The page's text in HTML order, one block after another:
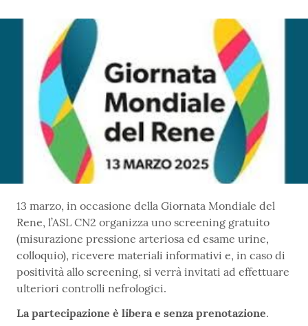
13 marzo, in occasione della Giornata Mondiale del
Rene, l’ASL CN2 organizza uno screening gratuito
(misurazione pressione arteriosa ed esame urine,
colloquio), ricevere materiali informativi e, in caso di
positività allo screening, si verrà invitati ad effettuare
ulteriori controlli nefrologici.
La partecipazione è libera e senza prenotazione.